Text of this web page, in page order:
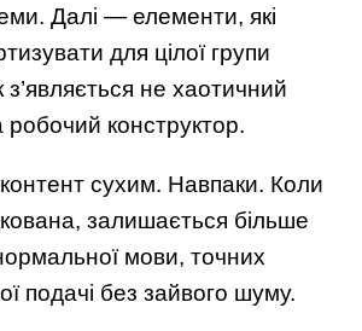
Далі — елементи, які
для цілої групи
з’являється не хаотичний
робочий конструктор.
сухим. Навпаки. Коли
залишається більше
мови, точних
подачі без зайвого шуму.